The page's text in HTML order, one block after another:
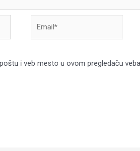
i veb mesto u ovom pregledaču